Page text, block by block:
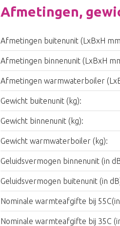
Afmetingen,
Afmetingen buitenunit (LxBxH
Afmetingen binnenunit (LxBxH
Afmetingen warmwaterboiler
Gewicht buitenunit (kg):
Gewicht binnenunit (kg):
Gewicht warmwaterboiler (kg):
Geluidsvermogen binnenunit (in
Geluidsvermogen buitenunit (in
Nominale warmteafgifte bij
Nominale warmteafgifte bij 35C